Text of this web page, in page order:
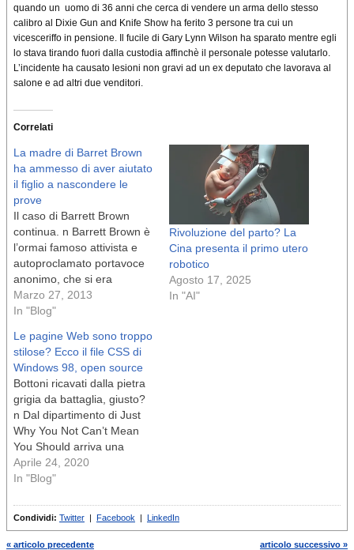
quando un uomo di 36 anni che cerca di vendere un arma dello stesso
calibro al Dixie Gun and Knife Show ha ferito 3 persone tra cui un
vicesceriffo in pensione. Il fucile di Gary Lynn Wilson ha sparato mentre egli
lo stava tirando fuori dalla custodia affinchè il personale potesse valutarlo.
L’incidente ha causato lesioni non gravi ad un ex deputato che lavorava al
salone e ad altri due venditori.
Correlati
La madre di Barret Brown
ha ammesso di aver aiutato
il figlio a nascondere le
prove
Il caso di Barrett Brown
continua. n Barrett Brown è
l’ormai famoso attivista e
autoproclamato portavoce
anonimo, che si era
dichiarato non colpevole
per tutti i 12 capi d’accusa
Brown era stato indagato
alla fine del 2011 per il suo
ruolo nella hack che mira
a…
Marzo 27, 2013
In "Blog"
Rivoluzione del parto? La
Cina presenta il primo utero
robotico
Agosto 17, 2025
In "AI"
Le pagine Web sono troppo
stilose? Ecco il file CSS di
Windows 98, open source
Bottoni ricavati dalla pietra
grigia da battaglia, giusto?
n Dal dipartimento di Just
Why You Not Can’t Mean
You Should arriva una
libreria CSS per trasportare
le tue pagine HTML nel
Mentre i siti web retrò sono
tutti belli e pieni, pieni di
banner e di…
Aprile 24, 2020
In "Blog"
Condividi: Twitter | Facebook | LinkedIn
« articolo precedente articolo successivo »